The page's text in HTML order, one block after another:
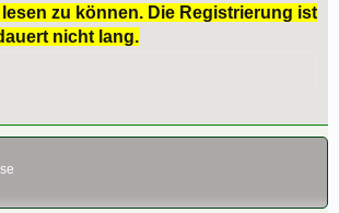
zu können. Die Registrierung ist
nicht lang.